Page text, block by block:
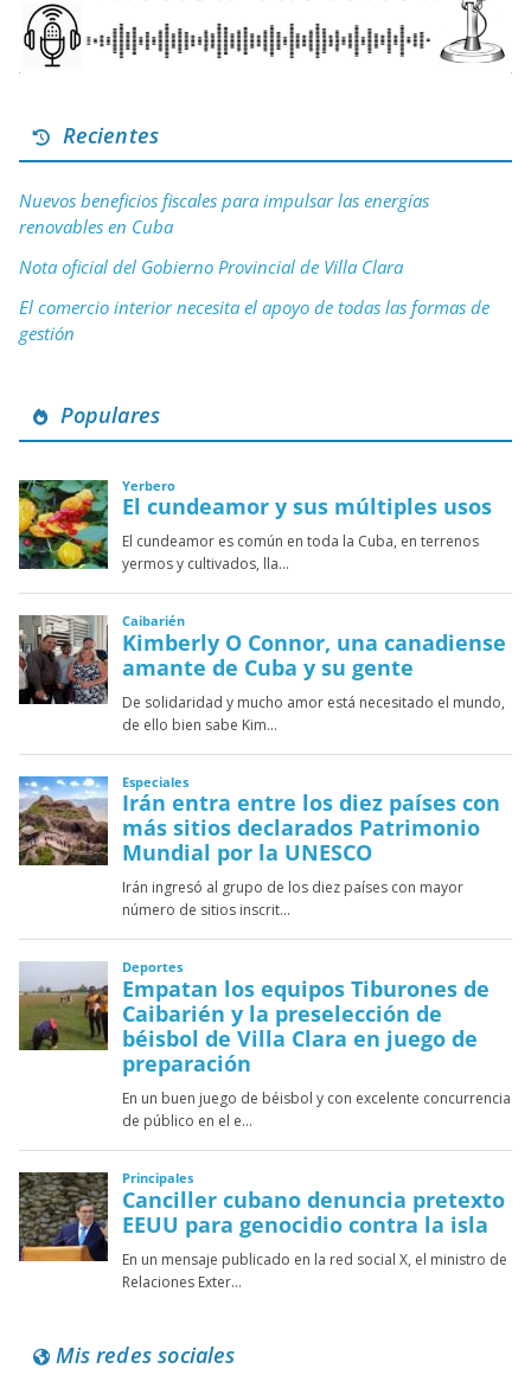
Recientes
Nuevos beneficios fiscales para impulsar las energías
renovables en Cuba
Nota oficial del Gobierno Provincial de Villa Clara
El comercio interior necesita el apoyo de todas las formas de
gestión
Populares
Mis redes sociales